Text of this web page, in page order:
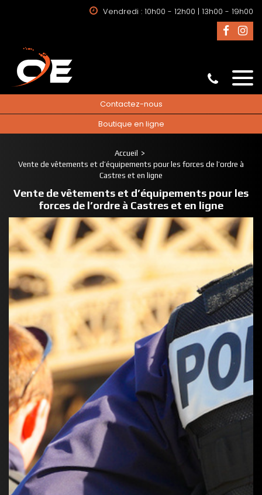
Vendredi : 10h00 - 12h00 | 13h00 - 19h00
Boutique en ligne
Contactez-nous
Accueil
Vente de vêtements et d’équipements pour les forces de l’ordre à
Castres et en ligne
Vente de vêtements et d’équipements pour les
forces de l’ordre à Castres et en ligne